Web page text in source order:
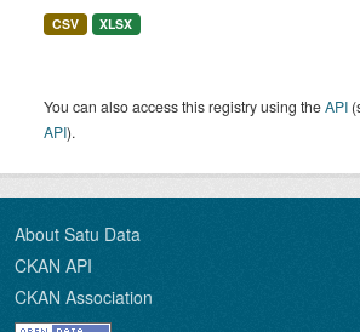
CSV XLSX
You can also access this registry using theAPI
API).
About Satu Data
CKAN API
CKAN Association